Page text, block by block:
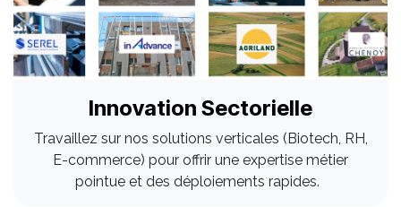
Innovation Sectorielle
Travaillez sur nos solutions verticales (Biotech, RH,
E-commerce) pour offrir une expertise métier
pointue et des déploiements rapides.